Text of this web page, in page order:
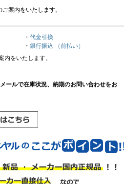
案内をいたします。
・ 代金引換
・ 銀行振込 （前払い）
をいたします。
ールで在庫状況、納期のお問い合わせをお